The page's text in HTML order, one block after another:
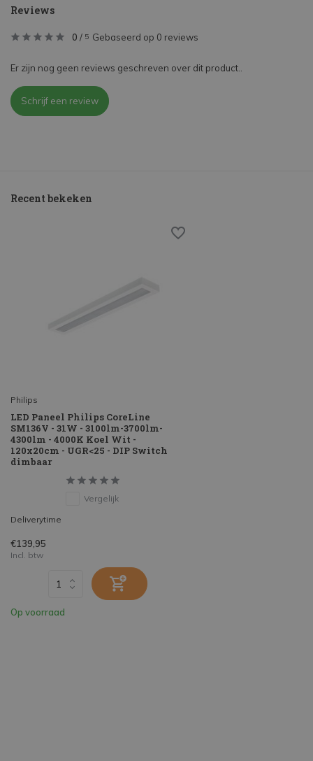
Reviews
0 / 5 Gebaseerd op 0 reviews
Er zijn nog geen reviews geschreven over dit product..
Schrijf een review
Recent bekeken
Philips
LED Paneel Philips CoreLine
SM136V - 31W - 3100lm-3700lm-
4300lm - 4000K Koel Wit -
120x20cm - UGR<25 - DIP Switch
dimbaar
Vergelijk
Deliverytime
€139,95
Incl. btw
Op voorraad